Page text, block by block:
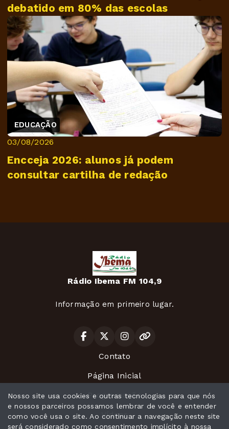
debatido em 80% das escolas
EDUCAÇÃO
03/08/2026
Encceja 2026: alunos já podem
consultar cartilha de redação
Rádio Ibema FM 104,9
Informação em primeiro lugar.
Contato
Página Inicial
Programação
Vídeos
Nosso site usa cookies e outras tecnologias para que nós
e nossos parceiros possamos lembrar de você e entender
como você usa o site. Ao continuar a navegação neste site
será considerado como consentimento implícito à nossa